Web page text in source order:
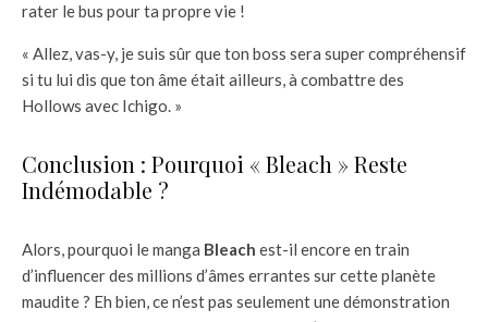
rater le bus pour ta propre vie !
« Allez, vas-y, je suis sûr que ton boss sera super compréhensif
si tu lui dis que ton âme était ailleurs, à combattre des
Hollows avec Ichigo. »
Conclusion : Pourquoi « Bleach » Reste
Indémodable ?
Alors, pourquoi le manga Bleach est-il encore en train
d’influencer des millions d’âmes errantes sur cette planète
maudite ? Eh bien, ce n’est pas seulement une démonstration